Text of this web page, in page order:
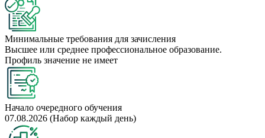
Минимальные требования для зачисления
Высшее или среднее профессиональное образование.
Профиль значение не имеет
Начало очередного обучения
07.08.2026 (Набор каждый день)